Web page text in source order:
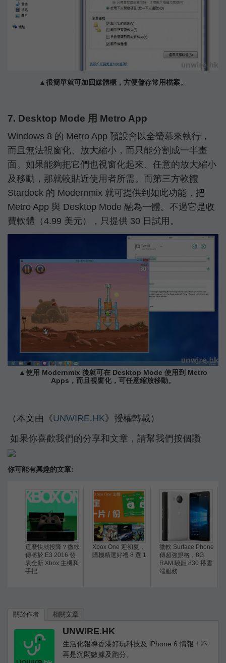
▲很簡單就可加回媒體櫃，方便儲存常用檔案。
7. Desktop Mode 用 Metro App
Windows 8 的 Metro App 預設會以全螢幕來執行，
而且無法視窗化、放大縮小，而只能分割成一半畫
面。如果能夠把它們也視窗化起來、任意的放大縮小
及移動，那就較貼近使用者所需。而第三方軟體
Stardock 的 Modernmix 就可提供到如此功能，把
Metro App 與 Desktop Mode 融為一體。不過它是收
費軟體（4.99 美元），只提供 30 日試用。
▲使用 Modernmix 後就可在 Desktop Mode 使用到 Metro
Apps，而且視窗化，可任意縮放移動。
（本文由《UNWIRE.HK》授權轉載）
如果你喜歡我們的分享和文章，請幫我們按個讚
你可能有興趣的文章:
這麼快就投降？微軟
傳將於 E3 2016 發
表全新 Xbox 主機和
手把
Xbox One 迎初夏，
購機精選好禮 8 選 1
微軟 Surface Phone
傳超強規格，8G
RAM 驍龍 830 搭雲
端服務
關於作者 相關文章
UNWIRE.HK
生活化報導香港好玩科技及 iPhone 6 情報！不
再是沉悶數據及跑分。